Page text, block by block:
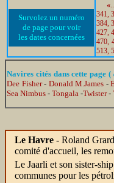
Survolez un numéro
de page pour voir
les dates concernées
«..
341,
384,
427,
470,
513,
Navires cités dans cette page (
Dee Fisher- Donald M.James -
Sea Nimbus - Tongala -Twister-
Le Havre - Roland
comité d'accueil, les
Le Jaarli et son sister-
communes pour les